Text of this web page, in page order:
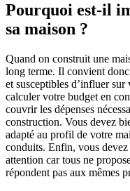
Pourquoi est-il
sa maison ?
Quand on construit une
long terme. Il convient
et susceptibles d’influer
calculer votre budget en
couvrir les dépenses
construction. Vous devez
adapté au profil de votre
conduits. Enfin, vous
attention car tous ne
répondent pas aux mêmes